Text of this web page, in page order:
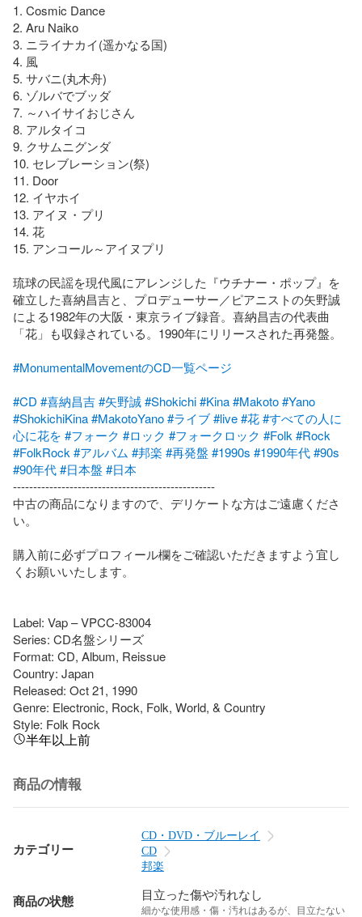
1. Cosmic Dance
2. Aru Naiko
3. ニライナカイ(遥かなる国)
4. 風
5. サバニ(丸木舟)
6. ゾルバでブッダ
7. ～ハイサイおじさん
8. アルタイコ
9. クサムニグンダ
10. セレブレーション(祭)
11. Door
12. イヤホイ
13. アイヌ・プリ
14. 花
15. アンコール～アイヌプリ
琉球の民謡を現代風にアレンジした『ウチナー・ポップ』を
確立した喜納昌吉と、プロデューサー／ピアニストの矢野誠
による1982年の大阪・東京ライブ録音。喜納昌吉の代表曲
「花」も収録されている。1990年にリリースされた再発盤。
#MonumentalMovementのCD一覧ページ
#CD #喜納昌吉#矢野誠#Shokichi#Kina#Makoto#Yano
#ShokichiKina#MakotoYano#ライブ#live#花#すべての人に
心に花を #フォーク #ロック #フォークロック #Folk #Rock
#FolkRock #アルバム #邦楽 #再発盤 #1990s #1990年代#90s
#90年代#日本盤 #日本
--------------------------------------------------
中古の商品になりますので、デリケートな方はご遠慮くださ
い。
購入前に必ずプロフィール欄をご確認いただきますよう宜し
くお願いいたします。
Label: Vap – VPCC-83004
Series: CD名盤シリーズ
Format: CD, Album, Reissue
Country: Japan
Released: Oct 21, 1990
Genre: Electronic, Rock, Folk, World, & Country
Style: Folk Rock
半年以上前
商品の情報
カテゴリー
CD・DVD・ブルーレイ
CD
邦楽
商品の状態 目立った傷や汚れなし
細かな使用感・傷・汚れはあるが、目立たない